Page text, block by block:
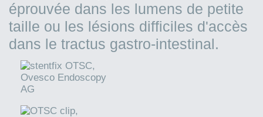
éprouvée dans les lumens de petite
taille ou les lésions difficiles d'accès
dans le tractus gastro-intestinal.